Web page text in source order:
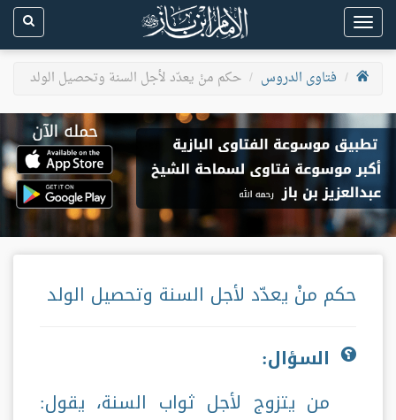
Toggle
navigation
فتاوى الدروس
حكم منْ يعدّد لأجل السنة وتحصيل الولد
حكم منْ يعدّد لأجل السنة وتحصيل الولد
السؤال:
من يتزوج لأجل ثواب السنة، يقول: